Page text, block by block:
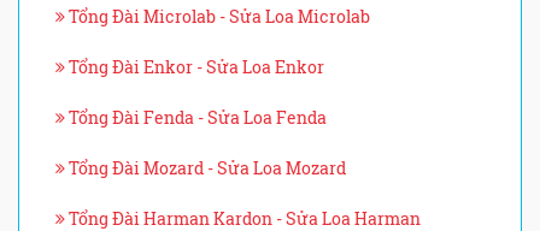
Tổng Đài Microlab - Sửa Loa Microlab
Tổng Đài Enkor - Sửa Loa Enkor
Tổng Đài Fenda - Sửa Loa Fenda
Tổng Đài Mozard - Sửa Loa Mozard
Tổng Đài Harman Kardon - Sửa Loa Harman